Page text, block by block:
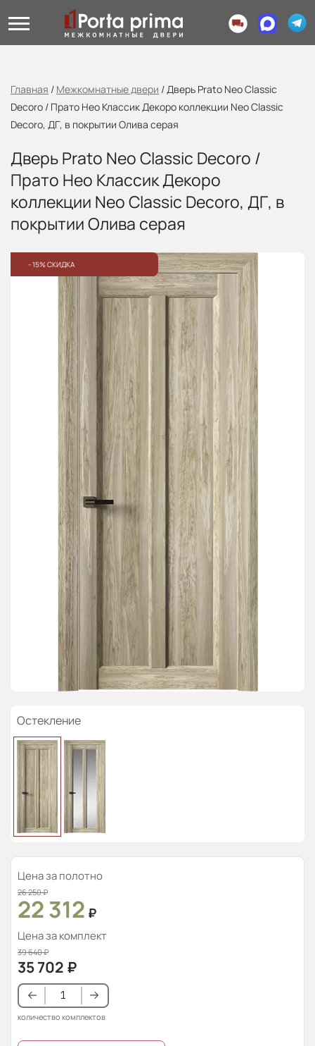
Главная / Межкомнатные двери /Дверь Prato Neo Classic
Decoro / Прато Нео Классик Декоро коллекции Neo Classic
Decoro, ДГ, в покрытии Олива серая
Дверь Prato Neo Classic Decoro /
Прато Нео Классик Декоро
коллекции Neo Classic Decoro, ДГ, в
покрытии Олива серая
- 15% СКИДКА
Остекление
Цена за полотно
26 250₽
22 312 ₽
Цена за комплект
39 640₽
35 702 ₽
количество комплектов